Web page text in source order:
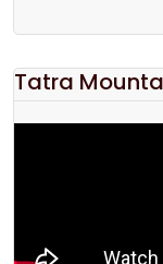
Tatra